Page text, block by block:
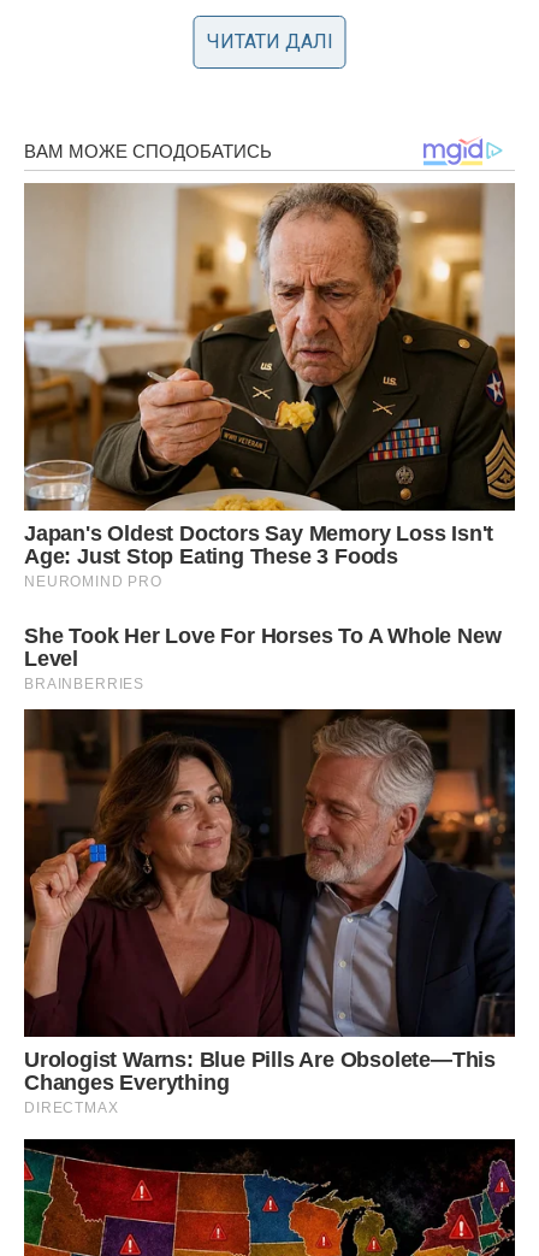
в ній є селен, а його нестача викликає труднощі з
засинанням. І нарешті, вівсянка багата на триптофан, а
також кальцієм, магнієм, фосфором, кремнієм і калієм, які
солодка вівсянка, навпаки, зашкодить заснути.
Стакан теплого молока перед сном – привіт з дитинства.
Воно сприяє засипанню, тому що містить Mтриптофан.
Крім того, це відмінне джерело кальцію, який регулює
вироблення мелатоніну. Якщо ви прокинулися вночі і не
можете заснути знову, випийте склянку молока з чайною
ложкою меду. Експерименти показали, що таке
поєднання скорочує час засипання і покращує якість
відпочинку.
Грецькі горіхи
Волоські горіхи є одним з кращих джерел мелатоніну.
Крім того, вони допомагають організму виробляти
засипанню. Жменя волоських горіхів, з’їдених просто так
або доданих в салат, перед сном точно не завадить.
ЧИТАТИ ДАЛІ